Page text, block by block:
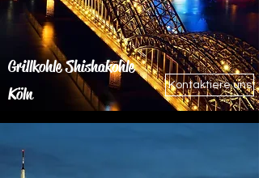
Grillkohle Shishakohle
Köln
Kontaktiere uns